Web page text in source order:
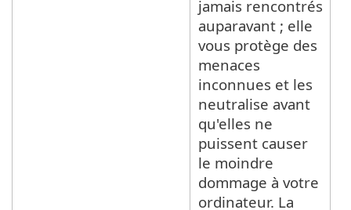
jamais rencontrés
auparavant ; elle
vous protège des
menaces
inconnues et les
neutralise avant
qu'elles ne
puissent causer
le moindre
dommage à votre
ordinateur. La